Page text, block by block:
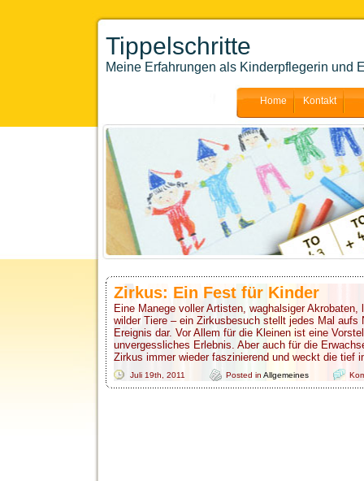
Tippelschritte
Meine Erfahrungen als Kinderpflegerin und
Home Kontakt
Zirkus: Ein Fest für Kinder
Eine Manege voller Artisten, waghalsiger Akrobaten,
wilder Tiere – ein Zirkusbesuch stellt jedes Mal aufs
Ereignis dar. Vor Allem für die Kleinen ist eine
unvergessliches Erlebnis. Aber auch für die
Zirkus immer wieder faszinierend und weckt die tief
Juli 19th, 2011 Posted in Allgemeines